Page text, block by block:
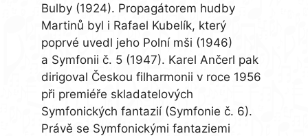
Bulby (1924). Propagátorem hudby
Martinů byl i Rafael Kubelík, který
poprvé uvedl jeho Polní mši (1946)
a Symfonii č. 5 (1947). Karel Ančerl pak
dirigoval Českou filharmonii v roce 1956
při premiéře skladatelových
Symfonických fantazií (Symfonie č. 6).
Právě se Symfonickými fantaziemi